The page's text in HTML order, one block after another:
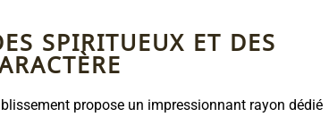
SPIRITUEUX ET DES
propose un impressionnant rayon dédié